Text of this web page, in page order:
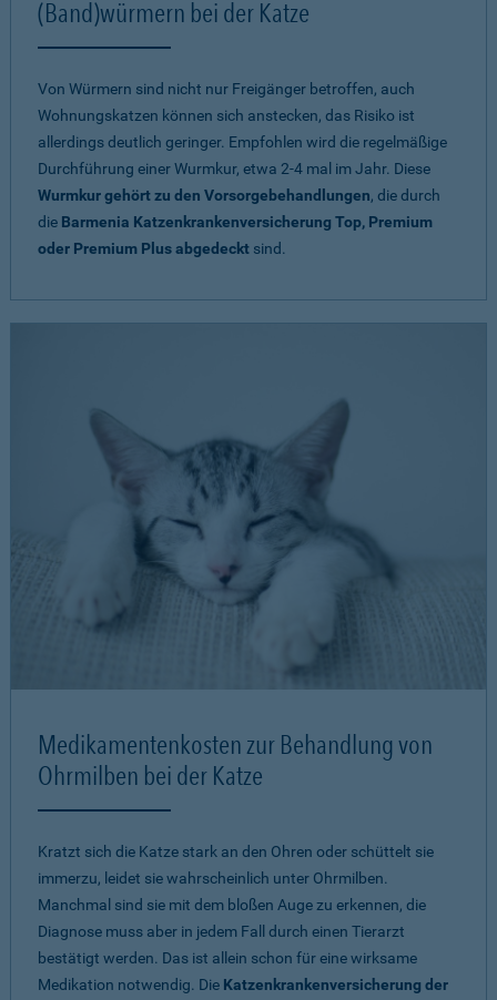
(Band)würmern bei der Katze
Von Würmern sind nicht nur Freigänger betroffen, auch
Wohnungskatzen können sich anstecken, das Risiko ist
allerdings deutlich geringer. Empfohlen wird die regelmäßige
Durchführung einer Wurmkur, etwa 2-4 mal im Jahr. Diese
Wurmkur gehört zu den Vorsorgebehandlungen, die durch
die Barmenia Katzenkrankenversicherung Top, Premium
oder Premium Plus abgedeckt sind.
Medikamentenkosten zur Behandlung von
Ohrmilben bei der Katze
Kratzt sich die Katze stark an den Ohren oder schüttelt sie
immerzu, leidet sie wahrscheinlich unter Ohrmilben.
Manchmal sind sie mit dem bloßen Auge zu erkennen, die
Diagnose muss aber in jedem Fall durch einen Tierarzt
bestätigt werden. Das ist allein schon für eine wirksame
Medikation notwendig. Die Katzenkrankenversicherung der